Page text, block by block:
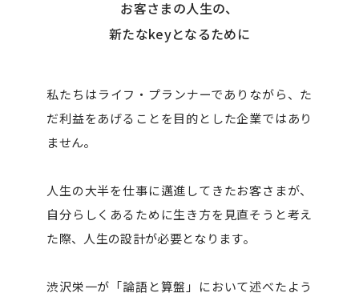
お客さまの人生の、
新たなkeyとなるために
私たちはライフ・プランナーでありながら、 た
だ利益をあげることを目的とした企業ではあり
ません。
人生の大半を仕事に邁進してきたお客さまが、
自分らしくあるために生き方を見直そうと考え
た際、 人生の設計が必要となります。
渋沢栄一が「論語と算盤」において述べたよう